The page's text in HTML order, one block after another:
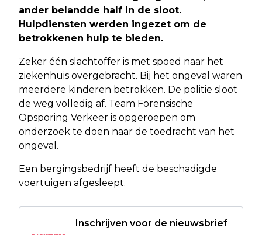
ander belandde half in de sloot.
Hulpdiensten werden ingezet om de
betrokkenen hulp te bieden.
Zeker één slachtoffer is met spoed naar het
ziekenhuis overgebracht. Bij het ongeval waren
meerdere kinderen betrokken. De politie sloot
de weg volledig af. Team Forensische
Opsporing Verkeer is opgeroepen om
onderzoek te doen naar de toedracht van het
ongeval.
Een bergingsbedrijf heeft de beschadigde
voertuigen afgesleept.
Inschrijven voor de nieuwsbrief